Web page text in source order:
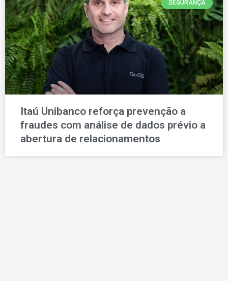
SEGURANÇA
Itaú Unibanco reforça prevenção a
fraudes com análise de dados prévio a
abertura de relacionamentos